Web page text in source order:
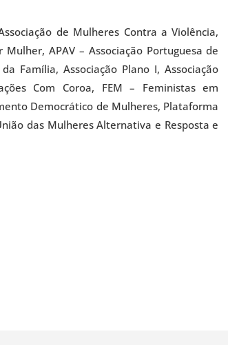
de Mulheres Contra a Violência,
APAV – Associação Portuguesa de
Família, Associação Plano I, Associação
Com Coroa, FEM – Feministas em
Democrático de Mulheres, Plataforma
das Mulheres Alternativa e Resposta e